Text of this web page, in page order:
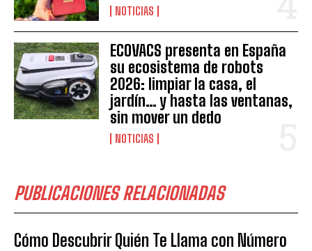
NOTICIAS
ECOVACS presenta en España
su ecosistema de robots
2026: limpiar la casa, el
jardín… y hasta las ventanas,
sin mover un dedo
NOTICIAS
PUBLICACIONES RELACIONADAS
Cómo Descubrir Quién Te Llama con Número